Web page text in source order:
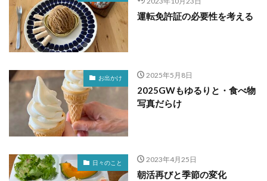
運転免許証の必要性を考える
お出かけ 2025年5月8日
2025GWもゆるりと・食べ物
写真だらけ
日々のこと 2023年4月25日
朝活再びと季節の変化